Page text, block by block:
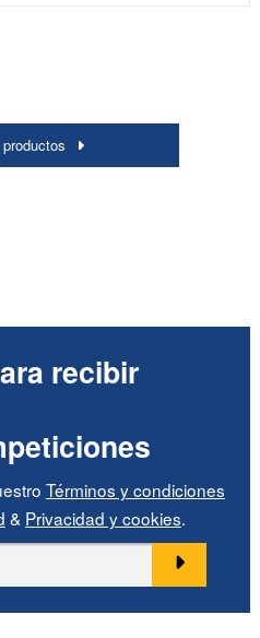
recibir
Términos y condiciones
& Privacidad y cookies.